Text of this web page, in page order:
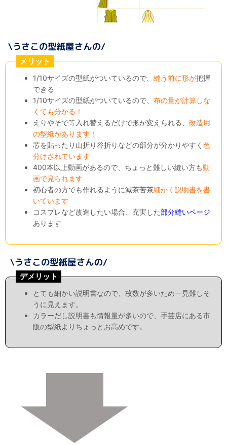
メリット
1/10サイズの型紙がついているので、縫う前に形が把握
できる
1/10サイズの型紙がついているので、布の量が計算しな
くても分かる！
えりやそで等入れ替えるだけで形が変えられる、改造用
の型紙があります！
芯を貼ったり山折り谷折りなどの部分が分かりやすく色
分けされています
400本以上動画があるので、ちょっと難しい縫い方も動
画で見られます
初心者の方でも作れるように滅茶苦茶細かく説明書を書
いています
コスプレなど改造したい場合、充実した部分縫いページ
あります
デメリット
とても細かい説明書なので、枚数が多いため一見難しそ
うに見えます。
カラーだし説明書も情報量が多いので、手芸店にある市
販の型紙よりちょっとお高めです。